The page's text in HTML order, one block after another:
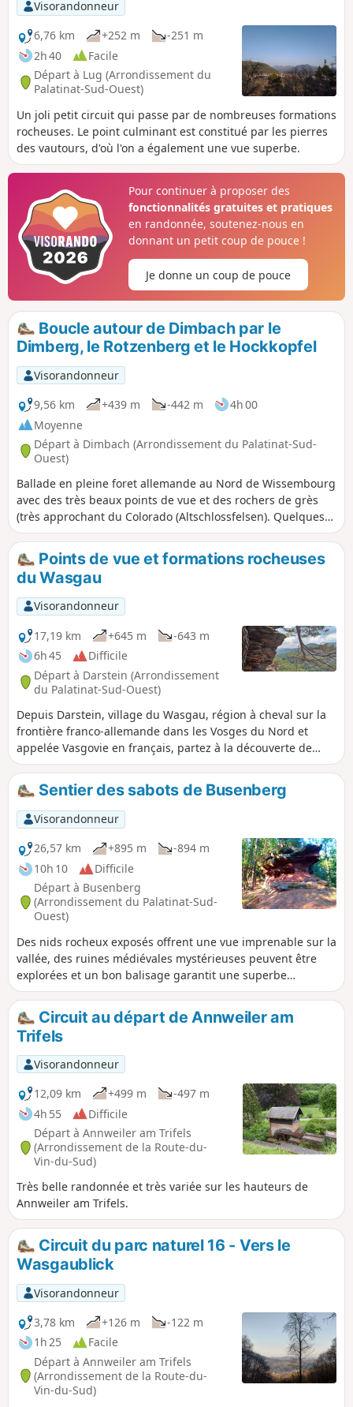
Visorandonneur
6,76 km
+252 m
-251 m
2h 40
Facile
Départ à Lug (Arrondissement du
Palatinat-Sud-Ouest)
Un joli petit circuit qui passe par de nombreuses formations
rocheuses. Le point culminant est constitué par les pierres
des vautours, d'où l'on a également une vue superbe.
Pour continuer à proposer des
fonctionnalités gratuites et pratiques
en randonnée, soutenez-nous en
donnant un petit coup de pouce !
Je donne un coup de pouce
Boucle autour de Dimbach par le
Dimberg, le Rotzenberg et le Hockkopfel
Visorandonneur
9,56 km
+439 m -442 m
4h 00
Moyenne
Départ à Dimbach (Arrondissement du Palatinat-Sud-
Ouest)
Ballade en pleine foret allemande au Nord de Wissembourg
avec des très beaux points de vue et des rochers de grès
(très approchant du Colorado (Altschlossfelsen). Quelques
passages avec de forts dénivelés positifs comme négatifs.
Randonnée à catégoriser entre difficulté moyenne et
difficilePoints de vue et formations rocheuses
du Wasgau
Visorandonneur
17,19 km
+645 m
-643 m
6h 45
Difficile
Départ à Darstein (Arrondissement
du Palatinat-Sud-Ouest)
Depuis Darstein, village du Wasgau, région à cheval sur la
frontière franco-allemande dans les Vosges du Nord et
appelée Vasgovie en français, partez à la découverte de
Immersberg, Hauselstein, Hockerstein, Nesselbergfelsen,
Hühnerstein, Kühungerfelsen...
Sentier des sabots de Busenberg
Visorandonneur
26,57 km
+895 m
-894 m
10h 10
Difficile
Départ à Busenberg
(Arrondissement du Palatinat-Sud-
Ouest)
Des nids rocheux exposés offrent une vue imprenable sur la
vallée, des ruines médiévales mystérieuses peuvent être
explorées et un bon balisage garantit une superbe
randonnée dans le Mittlerer Wasgau. Des formations
rocheuses bizarres en grès bigarré bordent le chemin, on
passe sous d'imposantes portes rocheuses et on traverse
une vallée idyllique.
Circuit au départ de Annweiler am
Trifels
Visorandonneur
12,09 km
+499 m
-497 m
4h 55
Difficile
Départ à Annweiler am Trifels
(Arrondissement de la Route-du-
Vin-du-Sud)
Très belle randonnée et très variée sur les hauteurs de
Annweiler am Trifels.
Circuit du parc naturel 16 - Vers le
Wasgaublick
Visorandonneur
3,78 km
+126 m
-122 m
1h 25
Facile
Départ à Annweiler am Trifels
(Arrondissement de la Route-du-
Vin-du-Sud)